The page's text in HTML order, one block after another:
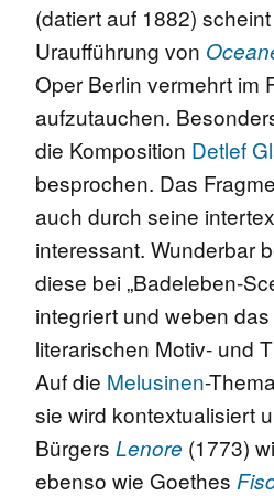
(datiert auf 1882)
Uraufführung von
Oper Berlin vermehrt im
aufzutauchen.
die Komposition Detlef
besprochen. Das
auch durch seine
interessant. Wunderbar
diese bei „Badeleben-
integriert und weben
literarischen Motiv- und
Auf die Melusinen-
sie wird kontextualisiert
Bürgers Lenore (1773)
ebenso wie Goethes